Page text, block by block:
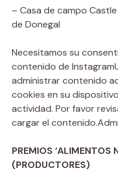
– Casa de campo
de Donegal
Necesitamos su
contenido de Instagram
administrar contenido
cookies en su
actividad. Por favor
cargar el contenido.
PREMIOS ‘ALIMENTOS
(PRODUCTORES)